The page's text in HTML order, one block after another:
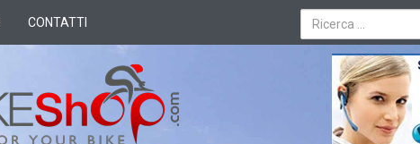
CONTATTI